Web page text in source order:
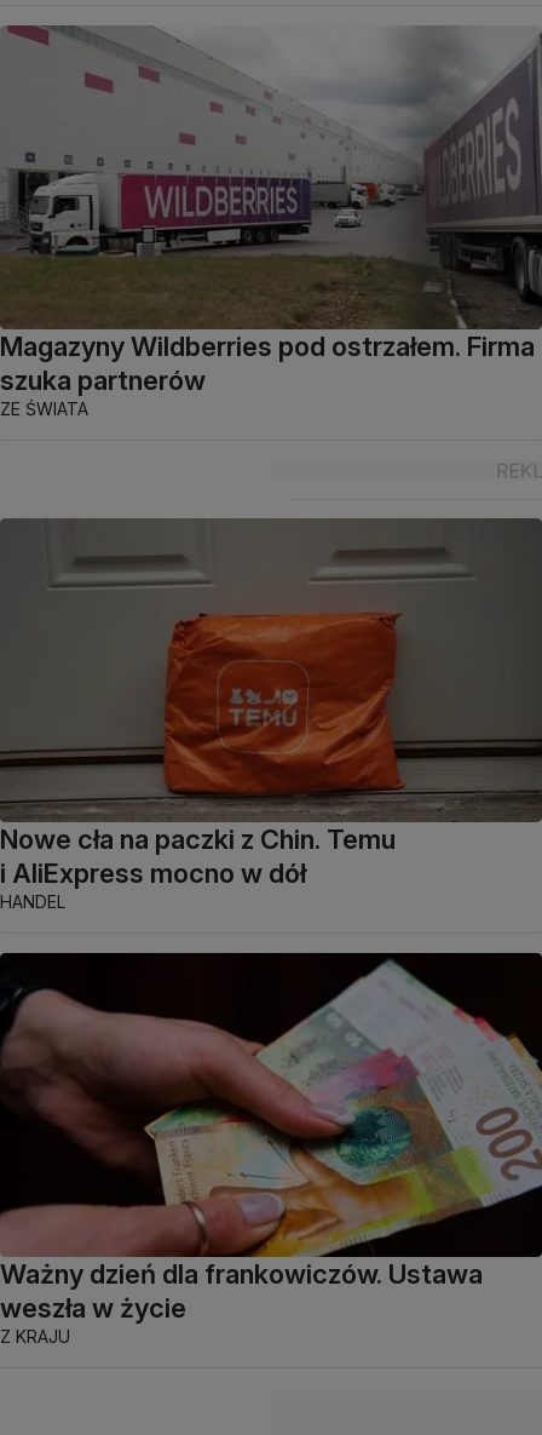
Magazyny Wildberries pod ostrzałem. Firma
szuka partnerów
ZE ŚWIATA
Nowe cła na paczki z Chin. Temu
i AliExpress mocno w dół
HANDEL
Ważny dzień dla frankowiczów. Ustawa
weszła w życie
Z KRAJU